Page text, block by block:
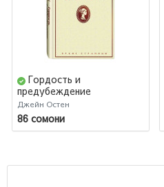
Гордость и
предубеждение
(Подарочное издание)
Джейн Остен
86 сомони